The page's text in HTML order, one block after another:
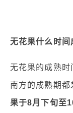
无花果什么时间
无花果的成熟时
南方的成熟期
果于8月下旬至